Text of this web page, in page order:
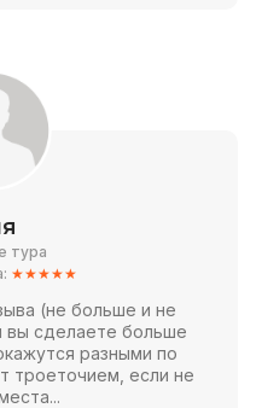
тура
★★★★★
(не больше и не
вы сделаете больше
разными по
троеточием, если не